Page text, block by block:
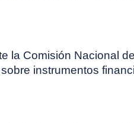
la Comisión Nacional
instrumentos